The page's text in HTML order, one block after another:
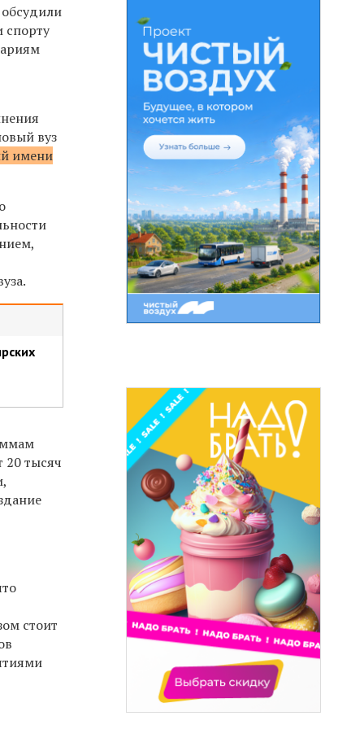
спорту
вуз
имени
20 тысяч
стоит